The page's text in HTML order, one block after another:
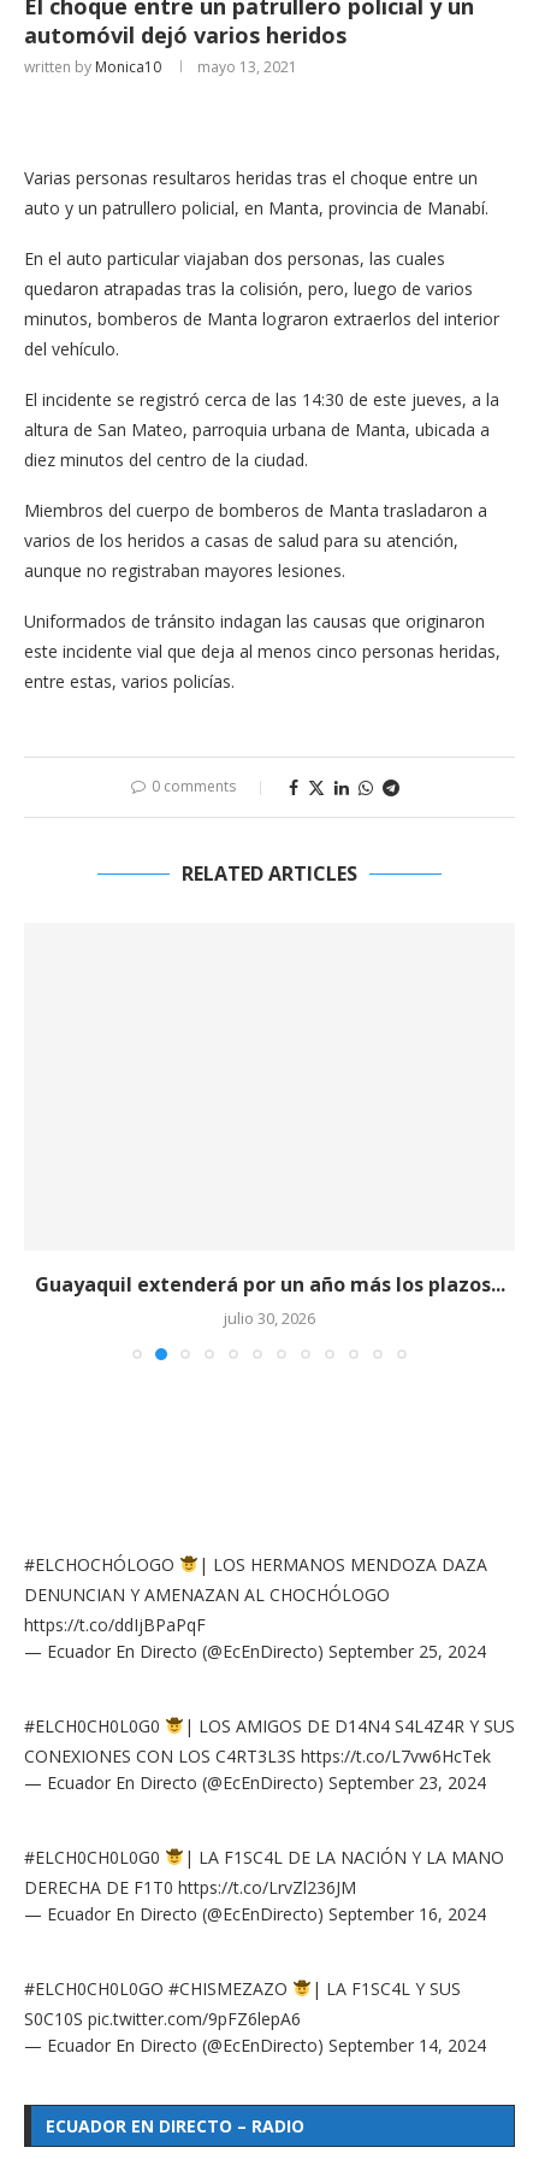
El choque entre un patrullero policial y un
automóvil dejó varios heridos
written by Monica10 mayo 13, 2021
Varias personas resultaros heridas tras el choque entre un
auto y un patrullero policial, en Manta, provincia de Manabí.
En el auto particular viajaban dos personas, las cuales
quedaron atrapadas tras la colisión, pero, luego de varios
minutos, bomberos de Manta lograron extraerlos del interior
del vehículo.
El incidente se registró cerca de las 14:30 de este jueves, a la
altura de San Mateo, parroquia urbana de Manta, ubicada a
diez minutos del centro de la ciudad.
Miembros del cuerpo de bomberos de Manta trasladaron a
varios de los heridos a casas de salud para su atención,
aunque no registraban mayores lesiones.
Uniformados de tránsito indagan las causas que originaron
este incidente vial que deja al menos cinco personas heridas,
entre estas, varios policías.
0 comments
RELATED ARTICLES
Guayaquil extenderá por un año más los plazos...
julio 30, 2026
#ELCHOCHÓLOGO
| LOS HERMANOS MENDOZA DAZA
DENUNCIAN Y AMENAZAN AL CHOCHÓLOGO
https://t.co/ddIjBPaPqF
— Ecuador En Directo (@EcEnDirecto) September 25, 2024
#ELCH0CH0L0G0
| LOS AMIGOS DE D14N4 S4L4Z4R Y SUS
CONEXIONES CON LOS C4RT3L3S https://t.co/L7vw6HcTek
— Ecuador En Directo (@EcEnDirecto) September 23, 2024
#ELCH0CH0L0G0
| LA F1SC4L DE LA NACIÓN Y LA MANO
DERECHA DE F1T0 https://t.co/LrvZl236JM
— Ecuador En Directo (@EcEnDirecto) September 16, 2024
#ELCH0CH0L0GO #CHISMEZAZO
| LA F1SC4L Y SUS
S0C10S pic.twitter.com/9pFZ6lepA6
— Ecuador En Directo (@EcEnDirecto) September 14, 2024
ECUADOR EN DIRECTO – RADIO